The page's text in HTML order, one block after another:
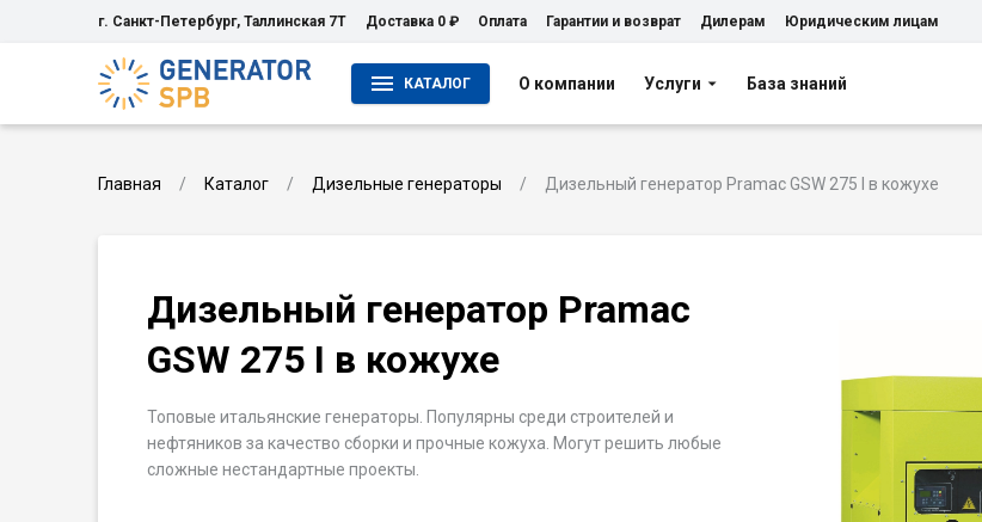
г. Санкт-Петербург, Таллинская 7Т Доставка 0 ₽ Оплата Гарантии и возврат Дилерам Юридическим лицам
КАТАЛОГ О компании Услуги База знаний
Главная Каталог Дизельные генераторы Дизельный генератор Pramac GSW 275 I в кожухе
Дизельный генератор Pramac
GSW 275 I в кожухе
Топовые итальянские генераторы. Популярны среди строителей и
нефтяников за качество сборки и прочные кожуха. Могут решить любые
сложные нестандартные проекты.